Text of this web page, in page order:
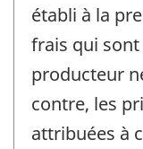
établi à la
frais qui
producteur
contre, les
attribuées à